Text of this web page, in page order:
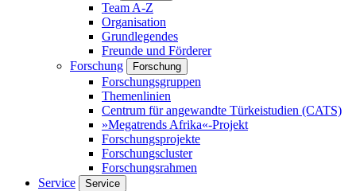
Team A-Z
Organisation
Grundlegendes
Freunde und Förderer
Forschung
Forschung
Forschungsgruppen
Themenlinien
Centrum für angewandte Türkeistudien (CATS)
»Megatrends Afrika«-Projekt
Forschungsprojekte
Forschungscluster
Forschungsrahmen
Service
Service